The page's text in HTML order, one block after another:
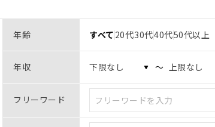
年齢 すべて 20代30代40代50代以上
年収 〜
フリーワード